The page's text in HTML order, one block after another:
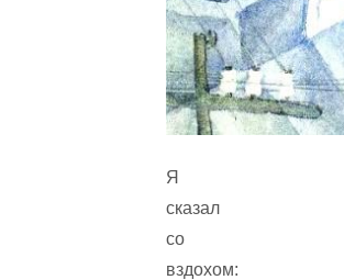
Я
сказал
со
вздохом: